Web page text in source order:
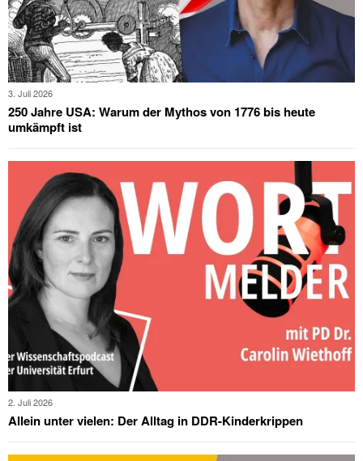
3. Juli 2026
250 Jahre USA: Warum der Mythos von 1776 bis heute
umkämpft ist
2. Juli 2026
Allein unter vielen: Der Alltag in DDR-Kinderkrippen